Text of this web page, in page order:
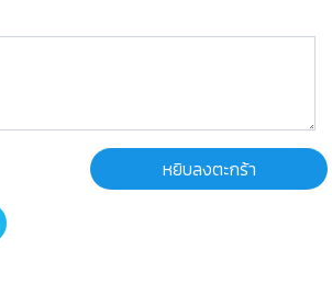
หยิบลงตะกร้า